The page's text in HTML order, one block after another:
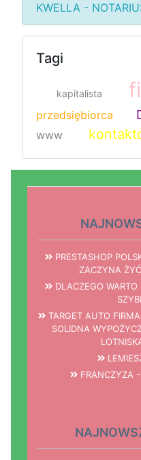
KWELLA -
Tagi
kapitalista
przedsiębiorca
www
PRESTASHOP
ZACZYNA
DLACZEGO WARTO
TARGET AUTO
SOLIDNA
FRANCZYZA -